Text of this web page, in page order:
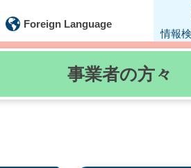
Foreign Language
情報
事業者の方々